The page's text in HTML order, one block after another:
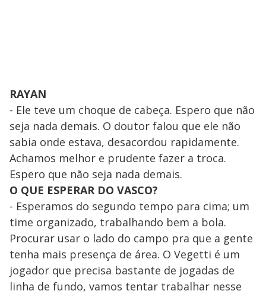
RAYAN
- Ele teve um choque de cabeça. Espero que não
seja nada demais. O doutor falou que ele não
sabia onde estava, desacordou rapidamente.
Achamos melhor e prudente fazer a troca.
Espero que não seja nada demais.
O QUE ESPERAR DO VASCO?
- Esperamos do segundo tempo para cima; um
time organizado, trabalhando bem a bola.
Procurar usar o lado do campo pra que a gente
tenha mais presença de área. O Vegetti é um
jogador que precisa bastante de jogadas de
linha de fundo, vamos tentar trabalhar nesse